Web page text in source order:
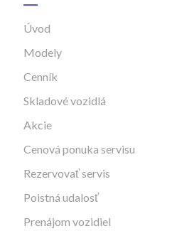
Úvod
Modely
Cenník
Skladové vozidlá
Akcie
Cenová ponuka servisu
Rezervovať servis
Poistná udalosť
Prenájom vozidiel